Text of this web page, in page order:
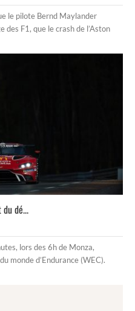
le pilote Bernd Maylander
des F1, que le crash de l’Aston
dé...
lors des 6h de Monza,
monde d’Endurance (WEC).